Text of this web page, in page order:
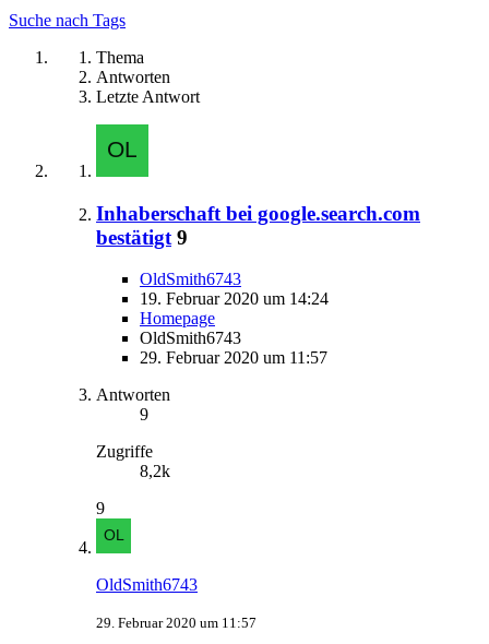
Suche nach Tags
Thema
Antworten
Letzte Antwort
Inhaberschaft bei google.search.com
bestätigt 9
OldSmith6743
19. Februar 2020 um 14:24
Homepage
OldSmith6743
29. Februar 2020 um 11:57
Antworten
9
Zugriffe
8,2k
9
OldSmith6743
29. Februar 2020 um 11:57